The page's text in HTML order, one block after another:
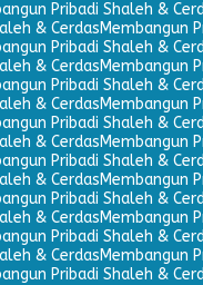
Pribadi Shaleh &
& CerdasMembangun
Pribadi Shaleh &
& CerdasMembangun
Pribadi Shaleh &
& CerdasMembangun
Pribadi Shaleh &
& CerdasMembangun
Pribadi Shaleh &
& CerdasMembangun
Pribadi Shaleh &
& CerdasMembangun
Pribadi Shaleh &
& CerdasMembangun
Pribadi Shaleh &